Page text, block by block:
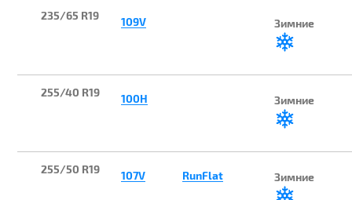
235/65 R19 109V Зимние
255/40 R19 100H Зимние
255/50 R19 107V RunFlat Зимние